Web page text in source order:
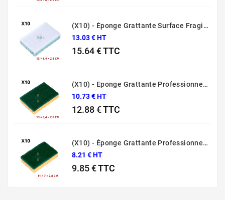
(X10) - Éponge Grattante Surface Fragile Bleue Sponrex 79
13.03 € HT
15.64 €TTC
(X10) - Éponge Grattante Professionnelle Sponrex 74
10.73 € HT
12.88 €TTC
(X10) - Éponge Grattante Professionnelle Sponrex 52
8.21 € HT
9.85 €TTC